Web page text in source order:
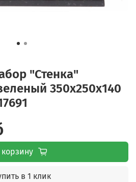
"Стенка"
350х250х140
корзину
в 1 клик